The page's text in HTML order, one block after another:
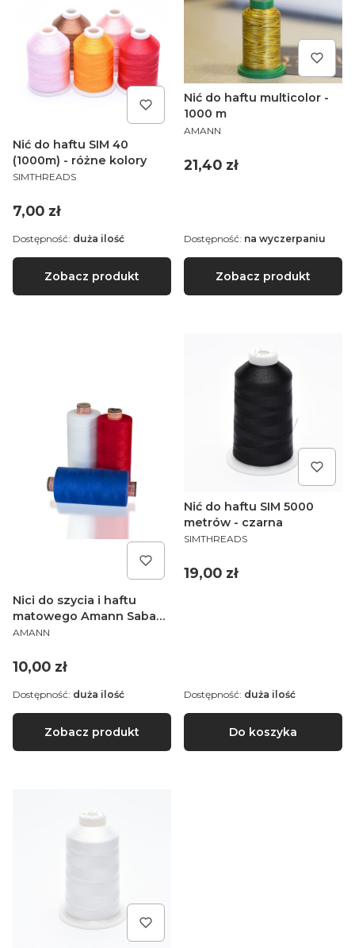
Nić do haftu SIM 40
(1000m) - różne kolory
PRODUCENT
SIMTHREADS
Cena
7,00 zł
Zobacz produkt
Dostępność: duża ilość
Nić do haftu multicolor -
1000 m
PRODUCENT
AMANN
Cena
21,40 zł
Zobacz produkt
Dostępność: na wyczerpaniu
Nici do szycia i haftu
matowego Amann Saba
1000m
PRODUCENT
AMANN
Cena
10,00 zł
Zobacz produkt
Dostępność: duża ilość
Nić do haftu SIM 5000
metrów - czarna
PRODUCENT
SIMTHREADS
Cena
19,00 zł
Do koszyka
Dostępność: duża ilość